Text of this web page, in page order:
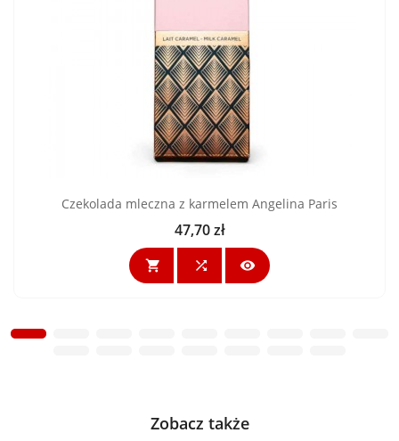
Czekolada mleczna z karmelem Angelina Paris
Cena
47,70 zł
  
Zobacz także